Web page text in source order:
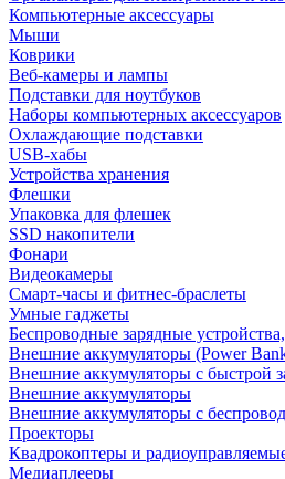
Компьютерные аксессуары
Мыши
Коврики
Веб-камеры и лампы
Подставки для ноутбуков
Наборы компьютерных аксессуаров
Охлаждающие подставки
USB-хабы
Устройства хранения
Флешки
Упаковка для флешек
SSD накопители
Фонари
Видеокамеры
Смарт-часы и фитнес-браслеты
Умные гаджеты
Беспроводные зарядные
Внешние аккумуляторы (Power
Внешние аккумуляторы с быстрой
Внешние аккумуляторы
Внешние аккумуляторы с
Проекторы
Квадрокоптеры и
Медиаплееры